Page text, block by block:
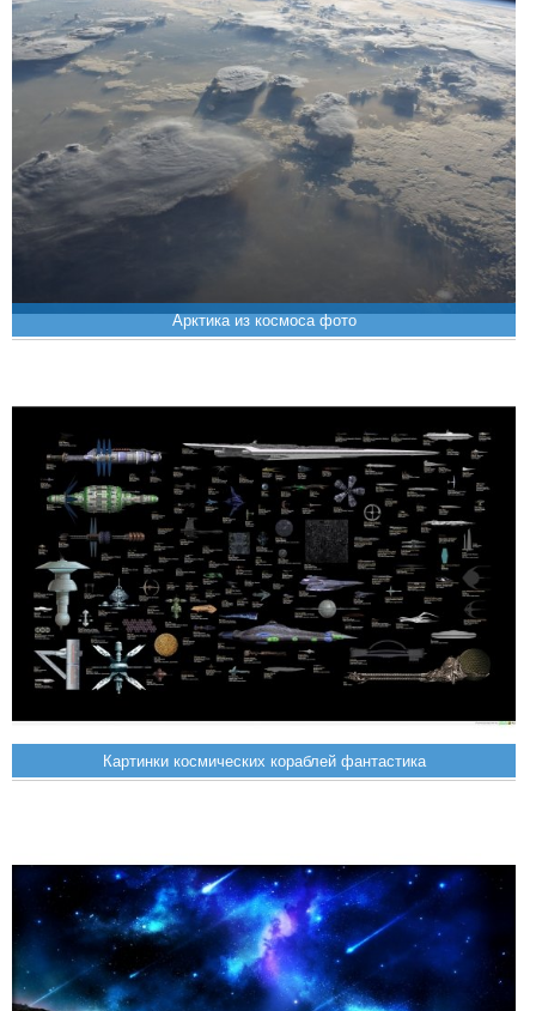
Арктика из космоса фото
Картинки космических кораблей фантастика